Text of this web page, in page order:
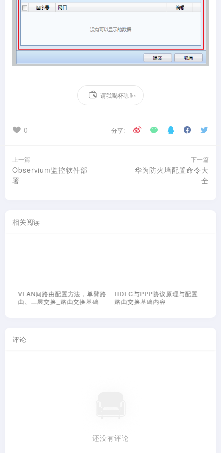
请我喝杯咖啡
0 分享:
上一篇
Observium监控软件部
署
下一篇
华为防火墙配置命令大
全
相关阅读
VLAN间路由配置方法，单臂路
由、三层交换_路由交换基础
HDLC与PPP协议原理与配置_
路由交换基础内容
评论
还没有评论